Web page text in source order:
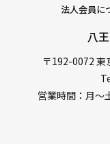
八
〒192-0072 東
営業時間：月〜
法人会員に